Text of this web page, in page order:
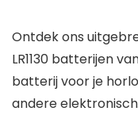
Ontdek ons
LR1130 batterijen
batterij voor je
andere